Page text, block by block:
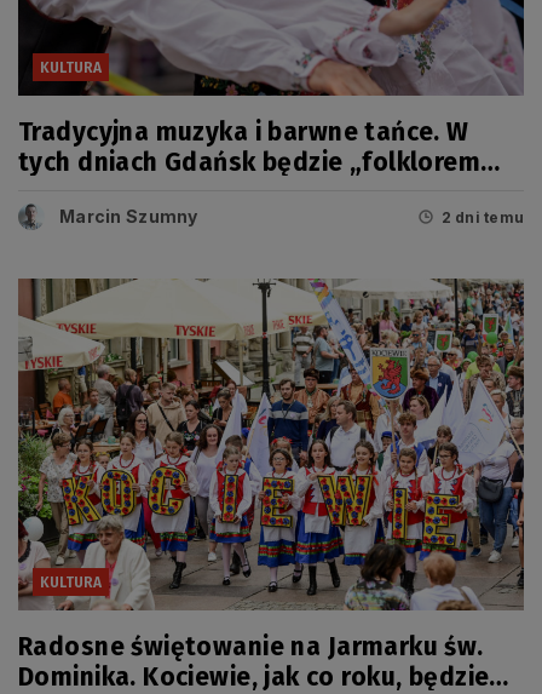
KULTURA
Tradycyjna muzyka i barwne tańce. W
tych dniach Gdańsk będzie „folklorem
Marcin Szumny 2 dni temu
KULTURA
Radosne świętowanie na Jarmarku św.
Dominika. Kociewie, jak co roku, będzie